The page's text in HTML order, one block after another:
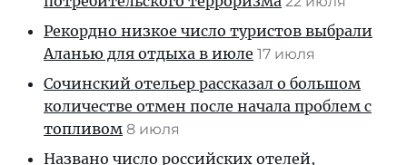
Рекордно низкое число туристов выбрали
Аланью для отдыха в июле 17 июля
Сочинский отельер рассказал о большом
количестве отмен после начала проблем с
топливом 8 июля
Названо число российских отелей,